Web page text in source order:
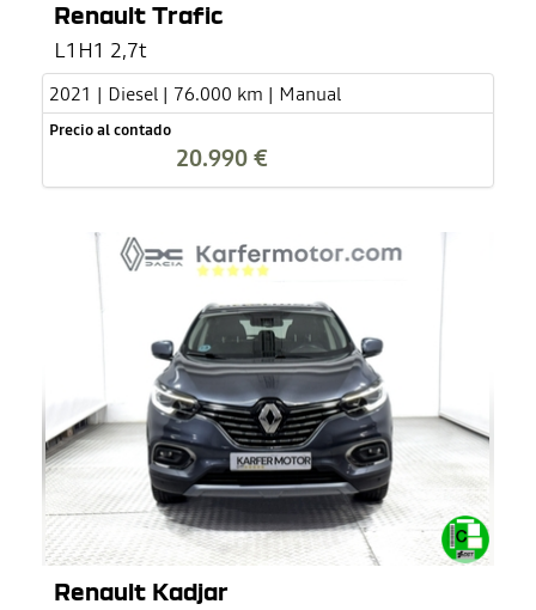
Renault Trafic
L1H1 2,7t
2021 | Diesel | 76.000 km | Manual
Precio al contado
20.990 €
Renault Kadjar